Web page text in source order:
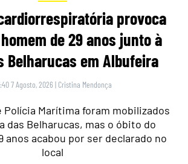
provoca
de 29 anos junto à
Belharucas em Albufeira
7 Agosto, 2026 | Cristina Mendonça
Polícia Marítima foram mobilizados
das Belharucas, mas o óbito do
anos acabou por ser declarado no
local